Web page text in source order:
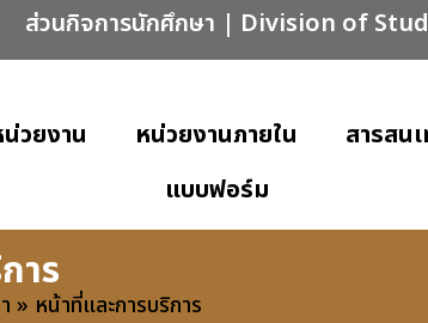
ส่วนกิจการนักศึกษา | Division of
วยงาน หน่วยงานภายใน สารสน
แบบฟอร์ม
าร
» หน้าที่และการบริการ